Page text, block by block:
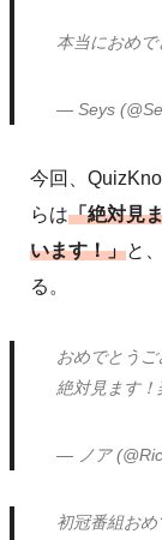
本当におめ
— Seys
今回、
らは「絶対見
います！」と
る。
おめでとうご
絶対見ます
— ノア
初冠番組お